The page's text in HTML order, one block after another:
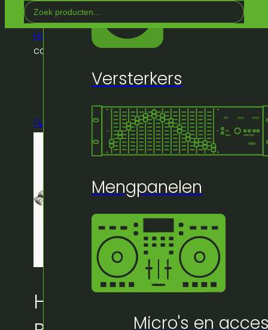
Versterkers
Mengpanelen
Micro's en
Search
...
Home
Winkel Kabels/Video /
cable – bnc male to bnc male 1m – 75ohm
🔍
Huur bij Artifex: